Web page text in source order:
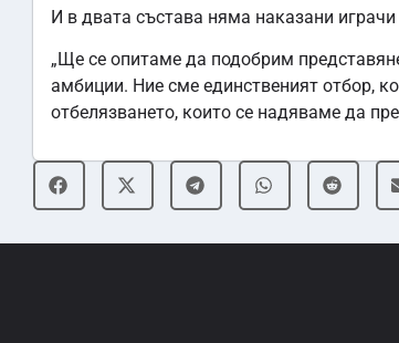
И в двата състава няма наказани
„Ще се опитаме да подобрим
амбиции. Ние сме единственият отбор,
отбелязването, които се надяваме да